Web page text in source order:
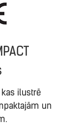
ilustrē
un